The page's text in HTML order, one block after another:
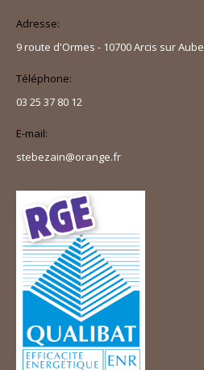
Adresse:
9 route d'Ormes - 10700 Arcis sur Aube
Téléphone:
03 25 37 80 12
E-mail:
stebezain@orange.fr